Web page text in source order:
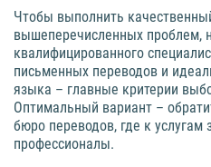
Чтобы выполнить
вышеперечисленных проблем,
квалифицированного
письменных переводов и
языка – главные критерии
Оптимальный вариант –
бюро переводов, где к услугам
профессионалы.